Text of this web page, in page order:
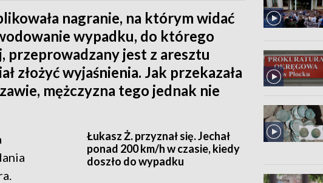
nagranie, na którym widać
wypadku, do którego
przeprowadzany jest z aresztu
złożyć wyjaśnienia. Jak przekazała
mężczyzna tego jednak nie
Łukasz Ż. przyznał się. Jechał
ponad 200 km/h w czasie, kiedy
doszło do wypadku